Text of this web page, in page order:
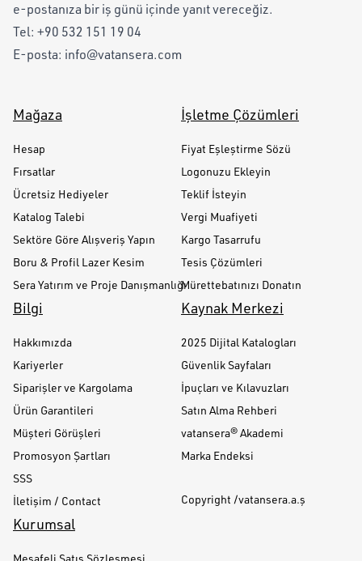
e-postanıza bir iş günü içinde yanıt vereceğiz.
Tel: +90 532 151 19 04
E-posta: info@vatansera.com
Mağaza
Hesap
Fırsatlar
Ücretsiz Hediyeler
Katalog Talebi
Sektöre Göre Alışveriş Yapın
Boru & Profil Lazer Kesim
Sera Yatırım ve Proje Danışmanlığı
İşletme Çözümleri
Fiyat Eşleştirme Sözü
Logonuzu Ekleyin
Teklif İsteyin
Vergi Muafiyeti
Kargo Tasarrufu
Tesis Çözümleri
Mürettebatınızı Donatın
Bilgi
Hakkımızda
Kariyerler
Siparişler ve Kargolama
Ürün Garantileri
Müşteri Görüşleri
Promosyon Şartları
SSS
İletişim / Contact
Kaynak Merkezi
2025 Dijital Katalogları
Güvenlik Sayfaları
İpuçları ve Kılavuzları
Satın Alma Rehberi
vatansera® Akademi
Marka Endeksi
Copyright /vatansera.a.ş
Kurumsal
Mesafeli Satış Sözleşmesi